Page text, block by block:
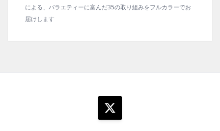
による、バラエティーに富んだ35の取り組みをフルカラーでお
届けします